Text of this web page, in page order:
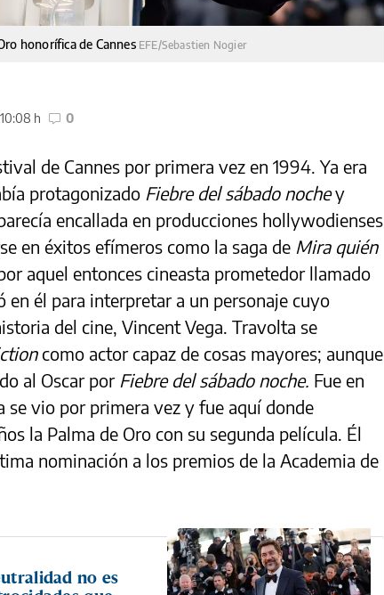
honorífica de Cannes EFE/Sebastien Nogier
10:08 h 0
de Cannes por primera vez en 1994. Ya era
protagonizado Fiebre del sábado nochey
encallada en producciones hollywodienses
en éxitos efímeros como la saga de Mira quién
aquel entonces cineasta prometedor llamado
en él para interpretar a un personaje cuyo
del cine, Vincent Vega. Travolta se
como actor capaz de cosas mayores; aunque
al Oscar por Fiebre del sábado noche. Fue en
se vio por primera vez y fue aquí donde
la Palma de Oro con su segunda película. Él
nominación a los premios de la Academia de
no es